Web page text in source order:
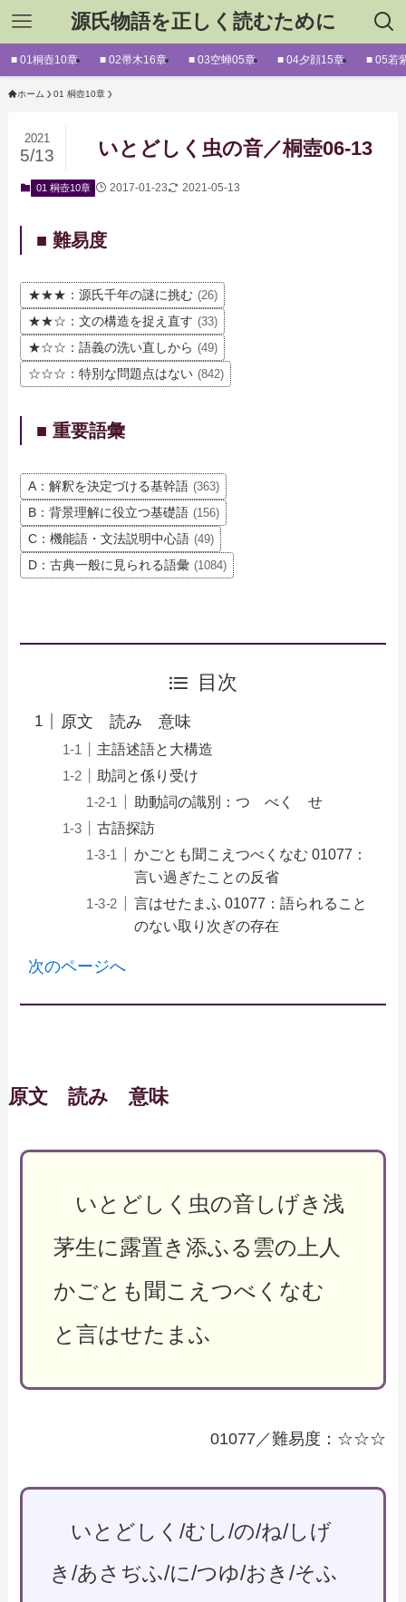
源氏物語を正しく読むために
■ 01桐壺10章 ■ 02帚木16章 ■ 03空蝉05章 ■ 04夕顔15章 ■ 05若
ホーム 01 桐壺10章
いとどしく虫の音／桐壺06-13
2021
5/13
01 桐壺10章 2017-01-23 2021-05-13
■ 難易度
★★★：源氏千年の謎に挑む (26)
★★☆：文の構造を捉え直す (33)
★☆☆：語義の洗い直しから (49)
☆☆☆：特別な問題点はない (842)
■ 重要語彙
A：解釈を決定づける基幹語 (363)
B：背景理解に役立つ基礎語 (156)
C：機能語・文法説明中心語 (49)
D：古典一般に見られる語彙 (1084)
目次
原文 読み 意味
主語述語と大構造
助詞と係り受け
助動詞の識別：つ べく せ
古語探訪
かごとも聞こえつべくなむ 01077：
言い過ぎたことの反省
言はせたまふ 01077：語られること
のない取り次ぎの存在
次のページへ
原文 読み 意味
いとどしく虫の音しげき浅
茅生に露置き添ふる雲の上人
かごとも聞こえつべくなむ
と言はせたまふ
01077／難易度：☆☆☆
いとどしく/むし/の/ね/しげ
き/あさぢふ/に/つゆ/おき/そふ